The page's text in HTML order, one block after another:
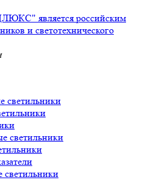
является российским
и светотехнического
светильники
светильники
светильники